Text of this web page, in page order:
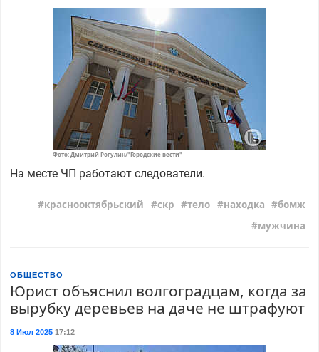
Фото: Дмитрий Рогулин/"Городские вести"
На месте ЧП работают следователи.
краснооктябрьский скр тело находка
бомж
мужчина
ОБЩЕСТВО
Юрист объяснил волгоградцам, когда за
вырубку деревьев на даче не штрафуют
8 Июл 202517:12